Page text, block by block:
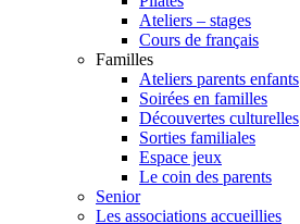
Ateliers – stages
Cours de français
Familles
Ateliers parents enfants
Soirées en familles
Découvertes culturelles
Sorties familiales
Espace jeux
Le coin des parents
Senior
Les associations accueillies